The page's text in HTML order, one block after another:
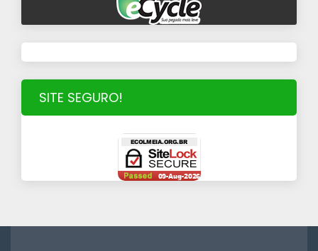
SITE SEGURO!